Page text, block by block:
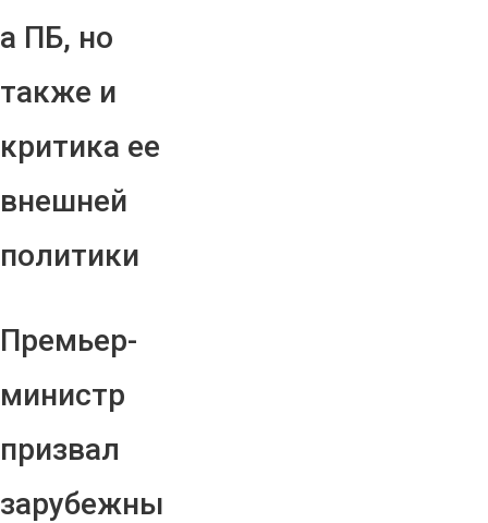
а ПБ, но
также и
критика ее
внешней
политики
Премьер-
министр
призвал
зарубежны